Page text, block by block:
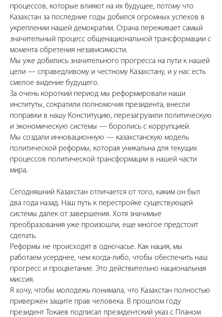
процессов, которые влияют на их будущее, потому что
Казахстан за последние годы добился огромных успехов в
укреплении нашей демократии. Страна переживает самый
значительный процесс общенациональной трансформации с
момента обретения независимости.
Мы уже добились значительного прогресса на пути к нашей
цели — справедливому и честному Казахстану, и у нас есть
смелое видение будущего.
За очень короткий период мы реформировали наши
институты, сократили полномочия президента, внесли
поправки в нашу Конституцию, перезагрузили политическую
и экономическую системы — боролись с коррупцией.
Мы создали инновационную — казахстанскую модель
политической реформы, которая уникальна для текущих
процессов политической трансформации в нашей части
мира.
Сегодняшний Казахстан отличается от того, каким он был
два года назад. Наш путь к перестройке существующей
системы далек от завершения. Хотя значимые
преобразования уже произошли, еще многое предстоит
сделать.
Реформы не происходят в одночасье. Как нация, мы
работаем усерднее, чем когда-либо, чтобы обеспечить наш
прогресс и процветание. Это действительно национальная
миссия.
Я хочу, чтобы молодежь понимала, что Казахстан полностью
привержен защите прав человека. В прошлом году
президент Токаев подписал президентский указ с Планом